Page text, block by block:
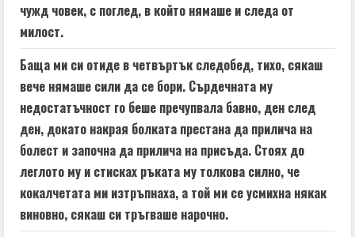
чужд човек, с поглед, в който нямаше и следа от
милост.
Баща ми си отиде в четвъртък следобед, тихо, сякаш
вече нямаше сили да се бори. Сърдечната му
недостатъчност го беше пречупвала бавно, ден след
ден, докато накрая болката престана да прилича на
болест и започна да прилича на присъда. Стоях до
леглото му и стисках ръката му толкова силно, че
кокалчетата ми изтръпнаха, а той ми се усмихна някак
виновно, сякаш си тръгваше нарочно.